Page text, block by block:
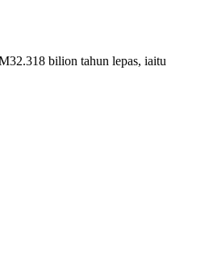
bilion tahun lepas, iaitu